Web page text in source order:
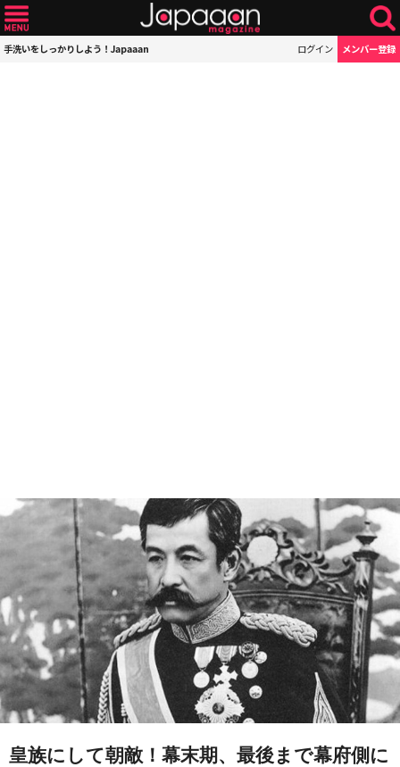
手洗いをしっかりしよう！Japaaan ログイン メンバー登録
皇族にして朝敵！幕末期、最後まで幕府側に